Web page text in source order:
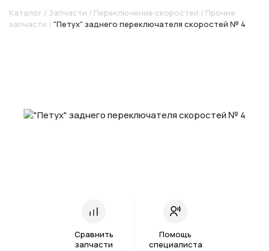
Каталог / Запчасти / Переключение скоростей / Прочие
запчасти / "Петух" заднего переключателя скоростей № 4
Сравнить
запчасти
Помощь
специалиста